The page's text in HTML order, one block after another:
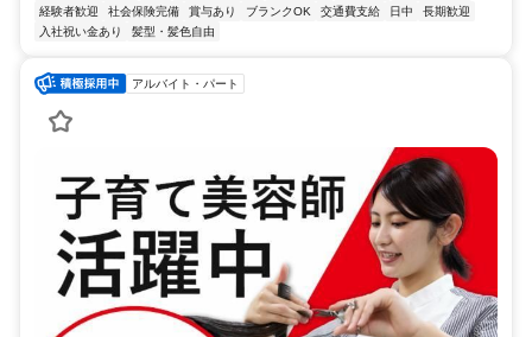
経験者歓迎
社会保険完備 賞与あり ブランクOK 交通費支給 日中
長期歓迎
入社祝い金あり
髪型・髪色自由
アルバイト・パート